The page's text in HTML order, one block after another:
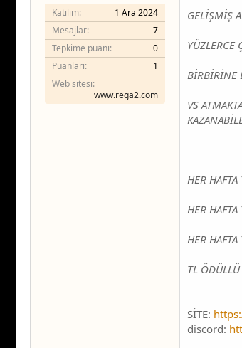
Katılım
1 Ara 2024
Mesajlar
7
Tepkime puanı
0
Puanları
1
Web sitesi
www.rega2.com
GELİŞMİŞ
YÜZLERCE
BİRBİRİNE
VS
HER
HER
HER
TL
SİTE:
discord: